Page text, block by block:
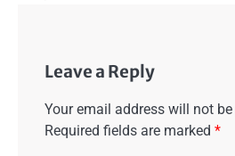
Leave a Reply
Your email address will not
Required fields are marked *